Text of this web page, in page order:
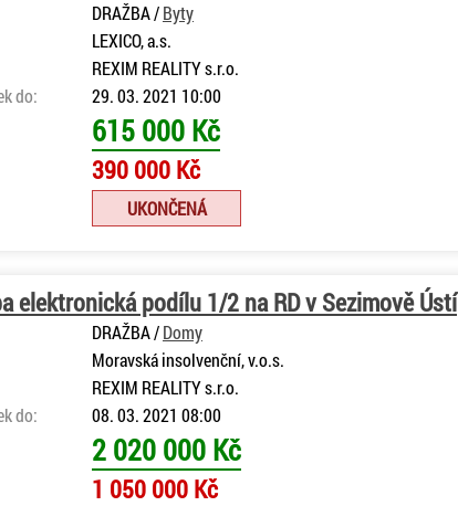
DRAŽBA /Byty
LEXICO, a.s.
REXIM REALITY s.r.o.
do:
29. 03. 2021 10:00
615 000 Kč
390 000 Kč
UKONČENÁ
elektronická podílu 1/2 na RD v Sezimově Ústí
DRAŽBA /Domy
Moravská insolvenční, v.o.s.
REXIM REALITY s.r.o.
do:
08. 03. 2021 08:00
2 020 000 Kč
1 050 000 Kč